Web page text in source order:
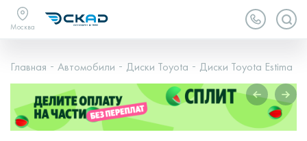
Москва
Главная Автомобили Диски Toyota Диски Toyota Estima